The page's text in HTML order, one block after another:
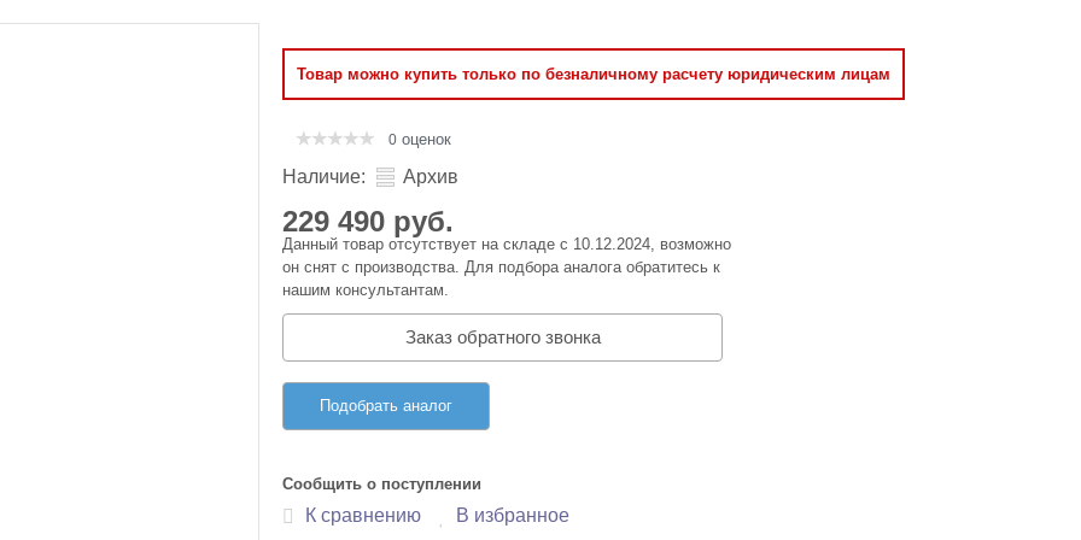
Товар можно купить только по безналичному расчету юридическим лицам
0 оценок
Наличие: Архив
229 490 руб.
Данный товар отсутствует на складе с 10.12.2024, возможно
он снят с производства. Для подбора аналога обратитесь к
нашим консультантам.
Заказ обратного звонка
Подобрать аналог
Сообщить о поступлении
К сравнению В избранное
память